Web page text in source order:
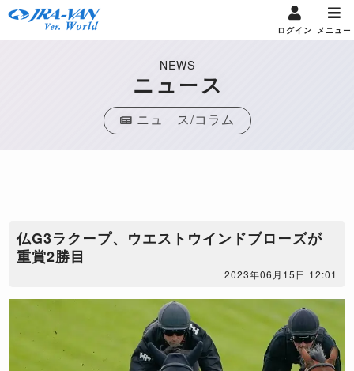
ログイン メニュー
NEWS
ニュース
ニュース/コラム
仏G3ラクープ、ウエストウインドブローズが
重賞2勝目
2023年06月15日 12:01